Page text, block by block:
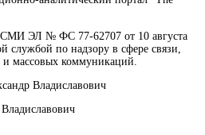
СМИ ЭЛ № ФС 77-62707 от 10 августа
службой по надзору в сфере связи,
массовых коммуникаций.
Владиславович